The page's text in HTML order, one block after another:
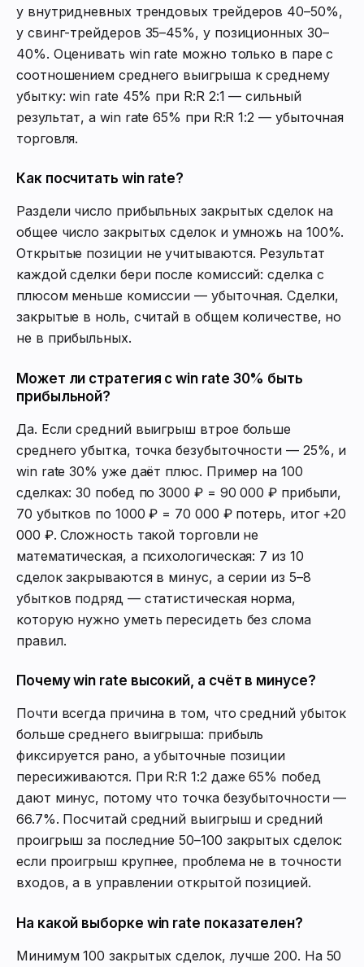
у внутридневных трендовых трейдеров 40–50%,
у свинг-трейдеров 35–45%, у позиционных 30–
40%. Оценивать win rate можно только в паре с
соотношением среднего выигрыша к среднему
убытку: win rate 45% при R:R 2:1 — сильный
результат, а win rate 65% при R:R 1:2 — убыточная
торговля.
Как посчитать win rate?
Раздели число прибыльных закрытых сделок на
общее число закрытых сделок и умножь на 100%.
Открытые позиции не учитываются. Результат
каждой сделки бери после комиссий: сделка с
плюсом меньше комиссии — убыточная. Сделки,
закрытые в ноль, считай в общем количестве, но
не в прибыльных.
Может ли стратегия с win rate 30% быть
прибыльной?
Да. Если средний выигрыш втрое больше
среднего убытка, точка безубыточности — 25%, и
win rate 30% уже даёт плюс. Пример на 100
сделках: 30 побед по 3000 ₽ = 90 000 ₽ прибыли,
70 убытков по 1000 ₽ = 70 000 ₽ потерь, итог +20
000 ₽. Сложность такой торговли не
математическая, а психологическая: 7 из 10
сделок закрываются в минус, а серии из 5–8
убытков подряд — статистическая норма,
которую нужно уметь пересидеть без слома
правил.
Почему win rate высокий, а счёт в минусе?
Почти всегда причина в том, что средний убыток
больше среднего выигрыша: прибыль
фиксируется рано, а убыточные позиции
пересиживаются. При R:R 1:2 даже 65% побед
дают минус, потому что точка безубыточности —
66.7%. Посчитай средний выигрыш и средний
проигрыш за последние 50–100 закрытых сделок:
если проигрыш крупнее, проблема не в точности
входов, а в управлении открытой позицией.
На какой выборке win rate показателен?
Минимум 100 закрытых сделок, лучше 200. На 50